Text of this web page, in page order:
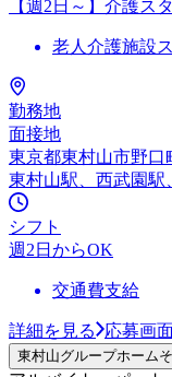
【週2日～】介護ス
老人介護施設
勤務地
面接地
東京都東村山市野口
東村山駅、西武園駅
シフト
週2日からOK
交通費支給
詳細を見る 応募画
東村山グループホーム